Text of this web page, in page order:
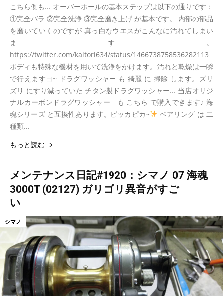
こちら側も... オーバーホールの基本ステップは以下の通りです：
①完全バラ ②完全洗浄 ③完全磨き上げ が基本です。 内部の部品
を磨いていくのですが 真っ白なウエスがこんなに汚れてしまい
ます。
https://twitter.com/kaitori634/status/1466738758536282113
ボディも特殊な機材を用いて洗浄をかけます。汚れと乾燥は一瞬
で行えますヨ~ ドラグワッシャー も 綺麗 に 掃除 します。ズリ
ズリ にすり減っていた チタン製ドラグワッシャー... 当店オリジ
ナルカーボンドラグワッシャー も こちら で購入できます♪ 海
魂シリーズ と互換性あります。ピッカピカ~
ベアリング は 二
種類...
もっと読む
メンテナンス日記#1920：シマノ 07 海魂
3000T (02127) ガリゴリ異音がすご
い
シマノ